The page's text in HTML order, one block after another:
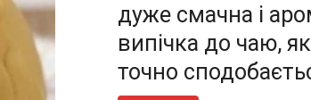
дуже смачна і
випічка до чаю,
точно